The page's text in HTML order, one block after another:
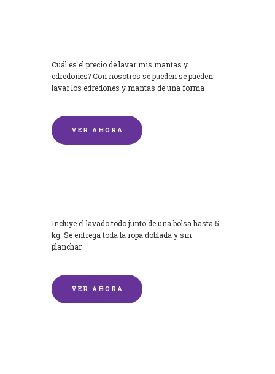
Cuál es el precio de lavar mis mantas y
edredones? Con nosotros se pueden se pueden
lavar los edredones y mantas de una forma
VER AHORA
Incluye el lavado todo junto de una bolsa hasta 5
kg. Se entrega toda la ropa doblada y sin
planchar.
VER AHORA